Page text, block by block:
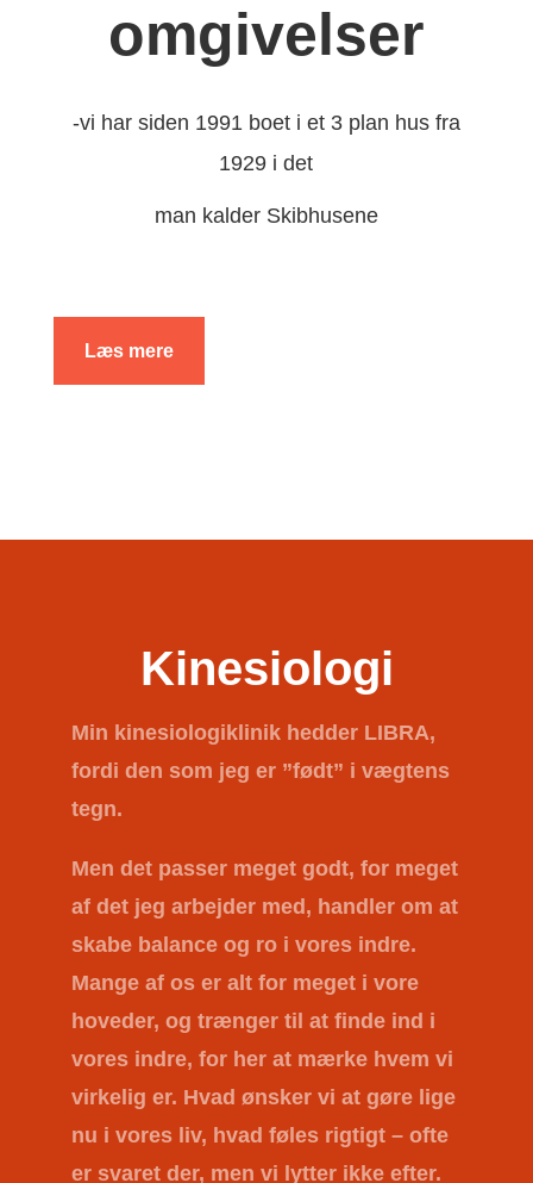
omgivelser
-vi har siden 1991 boet i et 3 plan hus fra
1929 i det
man kalder Skibhusene
Læs mere
Kinesiologi
Min kinesiologiklinik hedder LIBRA,
fordi den som jeg er ”født” i vægtens
tegn.
Men det passer meget godt, for meget
af det jeg arbejder med, handler om at
skabe balance og ro i vores indre.
Mange af os er alt for meget i vore
hoveder, og trænger til at finde ind i
vores indre, for her at mærke hvem vi
virkelig er. Hvad ønsker vi at gøre lige
nu i vores liv, hvad føles rigtigt – ofte
er svaret der, men vi lytter ikke efter.